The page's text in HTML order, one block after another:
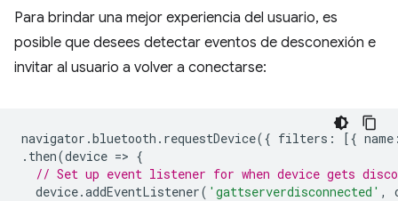
Para brindar una mejor experiencia del usuario, es
posible que desees detectar eventos de desconexión e
invitar al usuario a volver a conectarse:
navigator .bluetooth . requestDevice({ filters : [{ name
. then(device => {
// Set up event listener for when device gets
device.addEventListener( 'gattserverdisconnected' ,